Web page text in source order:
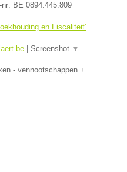
BE 0894.445.809
en Fiscaliteit'
Screenshot ▼
- vennootschappen +